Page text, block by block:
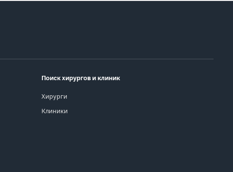
Поиск хирургов и клиник
Хирурги
Клиники